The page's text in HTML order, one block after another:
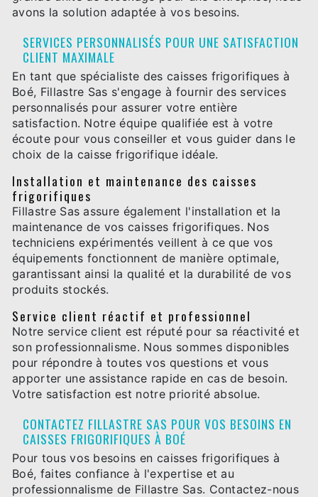
avons la solution adaptée à vos besoins.
SERVICES PERSONNALISÉS POUR UNE SATISFACTION
CLIENT MAXIMALE
En tant que spécialiste des caisses frigorifiques à
Boé, Fillastre Sas s'engage à fournir des services
personnalisés pour assurer votre entière
satisfaction. Notre équipe qualifiée est à votre
écoute pour vous conseiller et vous guider dans le
choix de la caisse frigorifique idéale.
Installation et maintenance des caisses
frigorifiques
Fillastre Sas assure également l'installation et la
maintenance de vos caisses frigorifiques. Nos
techniciens expérimentés veillent à ce que vos
équipements fonctionnent de manière optimale,
garantissant ainsi la qualité et la durabilité de vos
produits stockés.
Service client réactif et professionnel
Notre service client est réputé pour sa réactivité et
son professionnalisme. Nous sommes disponibles
pour répondre à toutes vos questions et vous
apporter une assistance rapide en cas de besoin.
Votre satisfaction est notre priorité absolue.
CONTACTEZ FILLASTRE SAS POUR VOS BESOINS EN
CAISSES FRIGORIFIQUES À BOÉ
Pour tous vos besoins en caisses frigorifiques à
Boé, faites confiance à l'expertise et au
professionnalisme de Fillastre Sas. Contactez-nous